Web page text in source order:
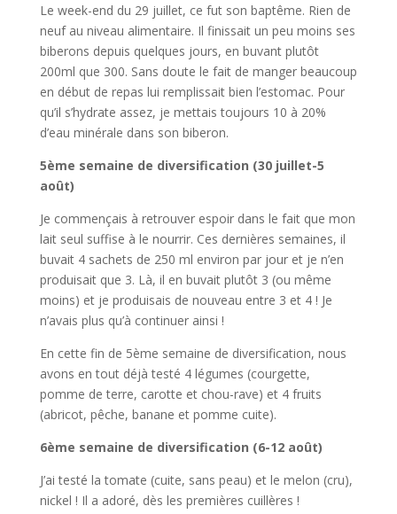
Le week-end du 29 juillet, ce fut son baptême. Rien de
neuf au niveau alimentaire. Il finissait un peu moins ses
biberons depuis quelques jours, en buvant plutôt
200ml que 300. Sans doute le fait de manger beaucoup
en début de repas lui remplissait bien l’estomac. Pour
qu’il s’hydrate assez, je mettais toujours 10 à 20%
d’eau minérale dans son biberon.
5ème semaine de diversification (30 juillet-5
août)
Je commençais à retrouver espoir dans le fait que mon
lait seul suffise à le nourrir. Ces dernières semaines, il
buvait 4 sachets de 250 ml environ par jour et je n’en
produisait que 3. Là, il en buvait plutôt 3 (ou même
moins) et je produisais de nouveau entre 3 et 4 ! Je
n’avais plus qu’à continuer ainsi !
En cette fin de 5ème semaine de diversification, nous
avons en tout déjà testé 4 légumes (courgette,
pomme de terre, carotte et chou-rave) et 4 fruits
(abricot, pêche, banane et pomme cuite).
6ème semaine de diversification (6-12 août)
J’ai testé la tomate (cuite, sans peau) et le melon (cru),
nickel ! Il a adoré, dès les premières cuillères !